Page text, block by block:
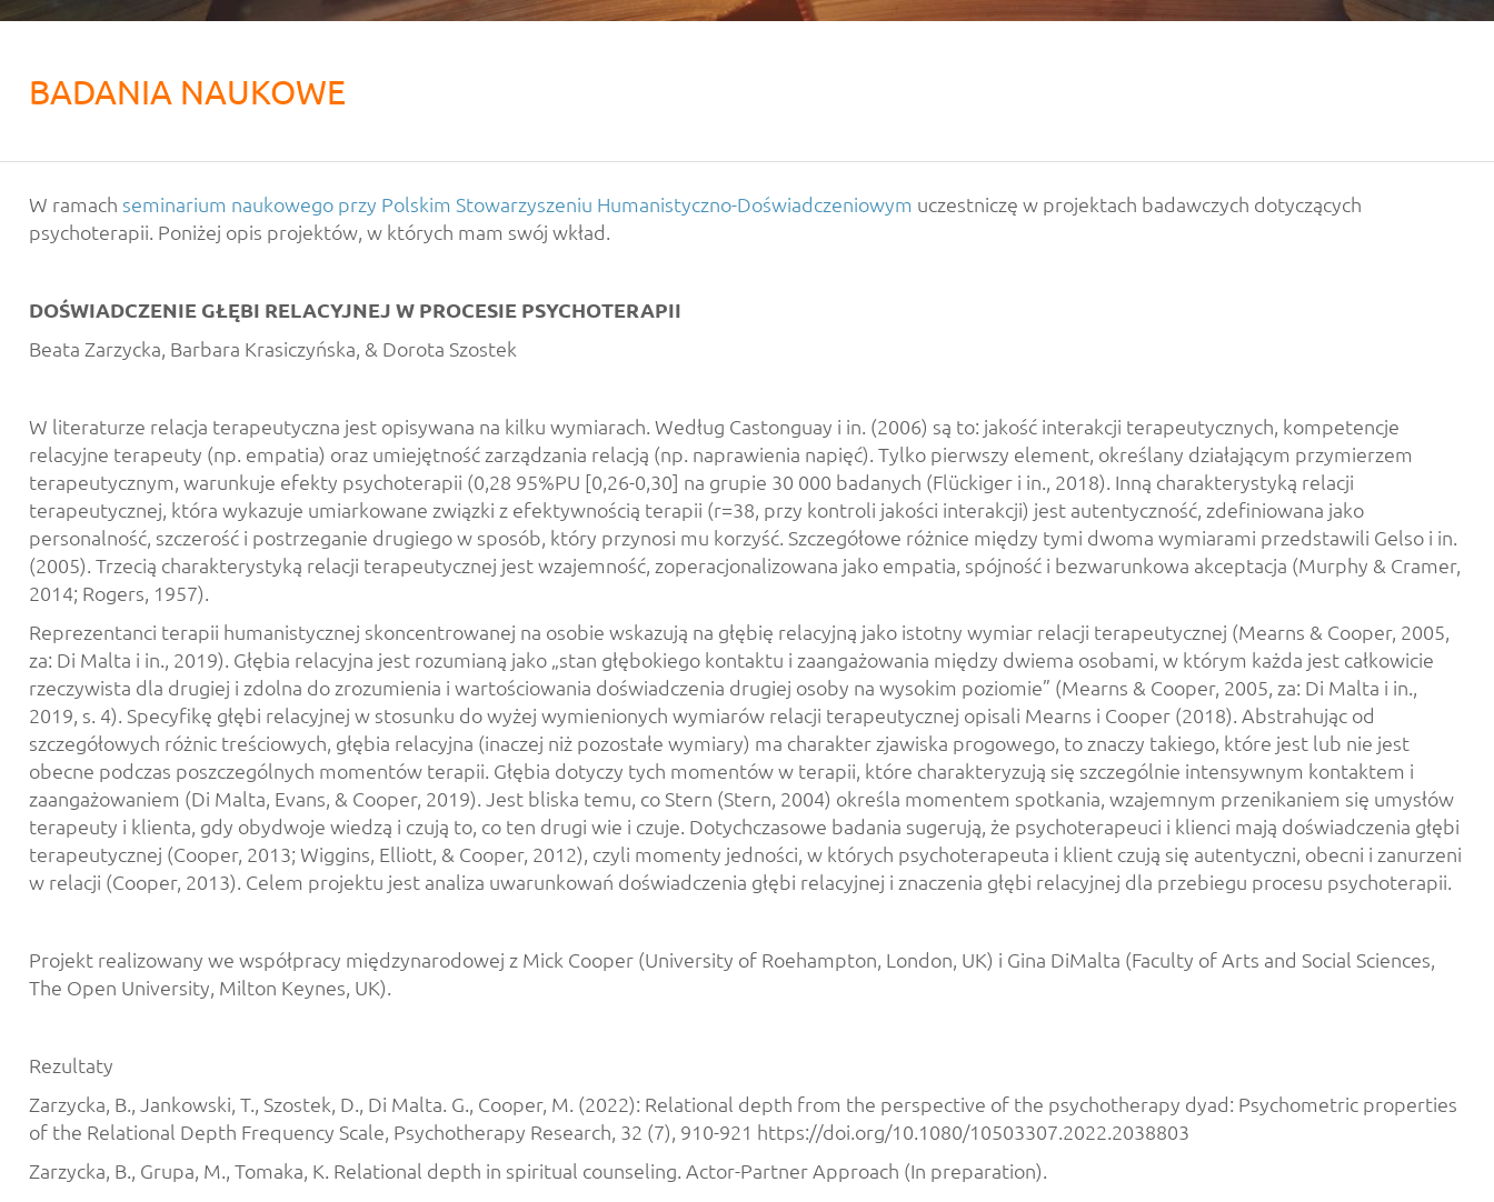
BADANIA NAUKOWE
W ramach seminarium naukowego przy Polskim Stowarzyszeniu Humanistyczno-Doświadczeniowym uczestniczę w projektach badawczych dotyczących
psychoterapii. Poniżej opis projektów, w których mam swój wkład.
DOŚWIADCZENIE GŁĘBI RELACYJNEJ W PROCESIE PSYCHOTERAPII
Beata Zarzycka, Barbara Krasiczyńska, & Dorota Szostek
W literaturze relacja terapeutyczna jest opisywana na kilku wymiarach. Według Castonguay i in. (2006) są to: jakość interakcji terapeutycznych, kompetencje
relacyjne terapeuty (np. empatia) oraz umiejętność zarządzania relacją (np. naprawienia napięć). Tylko pierwszy element, określany działającym przymierzem
terapeutycznym, warunkuje efekty psychoterapii (0,28 95%PU [0,26-0,30] na grupie 30 000 badanych (Flückiger i in., 2018). Inną charakterystyką relacji
terapeutycznej, która wykazuje umiarkowane związki z efektywnością terapii (r=38, przy kontroli jakości interakcji) jest autentyczność, zdefiniowana jako
personalność, szczerość i postrzeganie drugiego w sposób, który przynosi mu korzyść. Szczegółowe różnice między tymi dwoma wymiarami przedstawili Gelso i in.
(2005). Trzecią charakterystyką relacji terapeutycznej jest wzajemność, zoperacjonalizowana jako empatia, spójność i bezwarunkowa akceptacja (Murphy & Cramer,
2014; Rogers, 1957).
Reprezentanci terapii humanistycznej skoncentrowanej na osobie wskazują na głębię relacyjną jako istotny wymiar relacji terapeutycznej (Mearns & Cooper, 2005,
za: Di Malta i in., 2019). Głębia relacyjna jest rozumianą jako „stan głębokiego kontaktu i zaangażowania między dwiema osobami, w którym każda jest całkowicie
rzeczywista dla drugiej i zdolna do zrozumienia i wartościowania doświadczenia drugiej osoby na wysokim poziomie” (Mearns & Cooper, 2005, za: Di Malta i in.,
2019, s. 4). Specyfikę głębi relacyjnej w stosunku do wyżej wymienionych wymiarów relacji terapeutycznej opisali Mearns i Cooper (2018). Abstrahując od
szczegółowych różnic treściowych, głębia relacyjna (inaczej niż pozostałe wymiary) ma charakter zjawiska progowego, to znaczy takiego, które jest lub nie jest
obecne podczas poszczególnych momentów terapii. Głębia dotyczy tych momentów w terapii, które charakteryzują się szczególnie intensywnym kontaktem i
zaangażowaniem (Di Malta, Evans, & Cooper, 2019). Jest bliska temu, co Stern (Stern, 2004) określa momentem spotkania, wzajemnym przenikaniem się umysłów
terapeuty i klienta, gdy obydwoje wiedzą i czują to, co ten drugi wie i czuje. Dotychczasowe badania sugerują, że psychoterapeuci i klienci mają doświadczenia głębi
terapeutycznej (Cooper, 2013; Wiggins, Elliott, & Cooper, 2012), czyli momenty jedności, w których psychoterapeuta i klient czują się autentyczni, obecni i zanurzeni
w relacji (Cooper, 2013). Celem projektu jest analiza uwarunkowań doświadczenia głębi relacyjnej i znaczenia głębi relacyjnej dla przebiegu procesu psychoterapii.
Projekt realizowany we współpracy międzynarodowej z Mick Cooper (University of Roehampton, London, UK) i Gina DiMalta (Faculty of Arts and Social Sciences,
The Open University, Milton Keynes, UK).
Rezultaty
Zarzycka, B., Jankowski, T., Szostek, D., Di Malta. G., Cooper, M. (2022): Relational depth from the perspective of the psychotherapy dyad: Psychometric properties
of the Relational Depth Frequency Scale, Psychotherapy Research, 32 (7), 910-921 https://doi.org/10.1080/10503307.2022.2038803
Zarzycka, B., Grupa, M., Tomaka, K. Relational depth in spiritual counseling. Actor-Partner Approach (In preparation).